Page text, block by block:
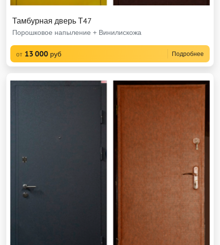
Тамбурная дверь Т47
Порошковое напыление + Винилискожа
от 13 000 руб Подробнее